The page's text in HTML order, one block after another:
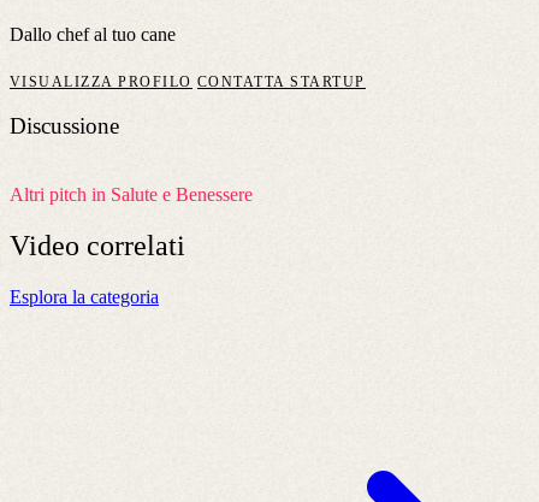
Dallo chef al tuo cane
VISUALIZZA PROFILO CONTATTA STARTUP
Discussione
Altri pitch in Salute e Benessere
Video correlati
Esplora la categoria